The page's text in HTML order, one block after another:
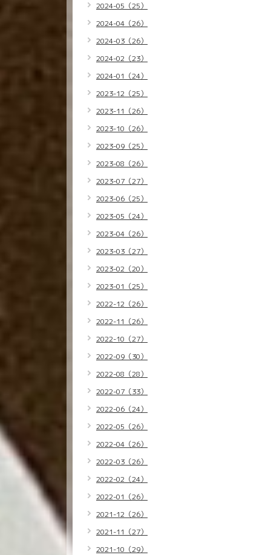
2024-05（25）
2024-04（26）
2024-03（26）
2024-02（23）
2024-01（24）
2023-12（25）
2023-11（26）
2023-10（26）
2023-09（25）
2023-08（26）
2023-07（27）
2023-06（25）
2023-05（24）
2023-04（26）
2023-03（27）
2023-02（20）
2023-01（25）
2022-12（26）
2022-11（26）
2022-10（27）
2022-09（30）
2022-08（28）
2022-07（33）
2022-06（24）
2022-05（26）
2022-04（26）
2022-03（26）
2022-02（24）
2022-01（26）
2021-12（26）
2021-11（27）
2021-10（29）